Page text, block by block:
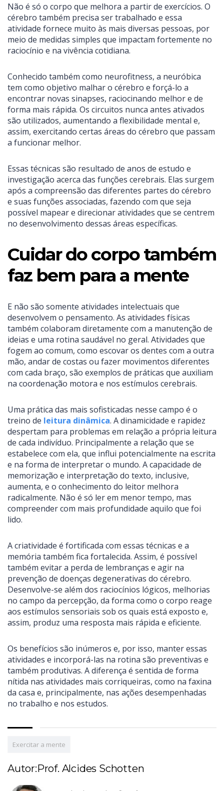
Não é só o corpo que melhora a partir de exercícios. O
cérebro também precisa ser trabalhado e essa
atividade fornece muito às mais diversas pessoas, por
meio de medidas simples que impactam fortemente no
raciocínio e na vivência cotidiana.
Conhecido também como neurofitness, a neuróbica
tem como objetivo malhar o cérebro e forçá-lo a
encontrar novas sinapses, raciocinando melhor e de
forma mais rápida. Os circuitos nunca antes ativados
são utilizados, aumentando a flexibilidade mental e,
assim, exercitando certas áreas do cérebro que passam
a funcionar melhor.
Essas técnicas são resultado de anos de estudo e
investigação acerca das funções cerebrais. Elas surgem
após a compreensão das diferentes partes do cérebro
e suas funções associadas, fazendo com que seja
possível mapear e direcionar atividades que se centrem
no desenvolvimento dessas áreas específicas.
Cuidar do corpo também
faz bem para a mente
E não são somente atividades intelectuais que
desenvolvem o pensamento. As atividades físicas
também colaboram diretamente com a manutenção de
ideias e uma rotina saudável no geral. Atividades que
fogem ao comum, como escovar os dentes com a outra
mão, andar de costas ou fazer movimentos diferentes
com cada braço, são exemplos de práticas que auxiliam
na coordenação motora e nos estímulos cerebrais.
Uma prática das mais sofisticadas nesse campo é o
treino de leitura dinâmica. A dinamicidade e rapidez
despertam para problemas em relação a própria leitura
de cada indivíduo. Principalmente a relação que se
estabelece com ela, que influi potencialmente na escrita
e na forma de interpretar o mundo. A capacidade de
memorização e interpretação do texto, inclusive,
aumenta, e o conhecimento do leitor melhora
radicalmente. Não é só ler em menor tempo, mas
compreender com mais profundidade aquilo que foi
lido.
A criatividade é fortificada com essas técnicas e a
memória também fica fortalecida. Assim, é possível
também evitar a perda de lembranças e agir na
prevenção de doenças degenerativas do cérebro.
Desenvolve-se além dos raciocínios lógicos, melhorias
no campo da percepção, da forma como o corpo reage
aos estímulos sensoriais sob os quais está exposto e,
assim, produz uma resposta mais rápida e eficiente.
Os benefícios são inúmeros e, por isso, manter essas
atividades e incorporá-las na rotina são preventivas e
também produtivas. A diferença é sentida de forma
nítida nas atividades mais corriqueiras, como na faxina
da casa e, principalmente, nas ações desempenhadas
no trabalho e nos estudos.
Exercitar a mente
Autor:Prof. Alcides Schotten